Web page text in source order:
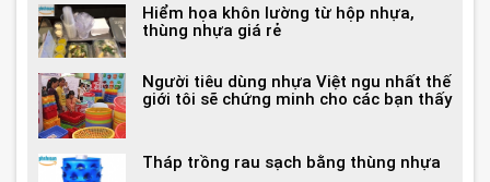
Hiểm họa khôn lường từ hộp nhựa,
thùng nhựa giá rẻ
Người tiêu dùng nhựa Việt ngu nhất thế
giới tôi sẽ chứng minh cho các bạn thấy
Tháp trồng rau sạch bằng thùng nhựa